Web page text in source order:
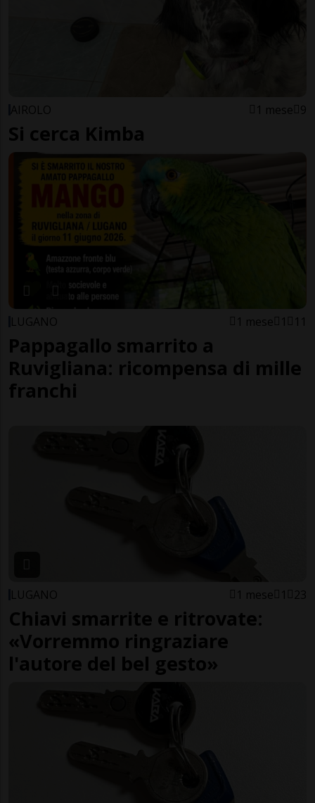
AIROLO 1 mese 9
Si cerca Kimba
LUGANO 1 mese 1 11
Pappagallo smarrito a
Ruvigliana: ricompensa di mille
franchi
LUGANO 1 mese 1 23
Chiavi smarrite e ritrovate:
«Vorremmo ringraziare
l'autore del bel gesto»